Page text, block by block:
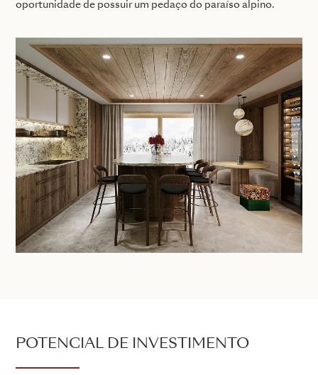
oportunidade de possuir um pedaço do paraíso alpino.
POTENCIAL DE INVESTIMENTO